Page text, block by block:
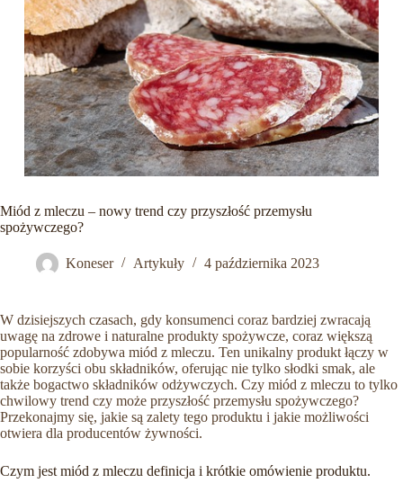
Miód z mleczu – nowy trend czy przyszłość przemysłu
spożywczego?
Koneser Artykuły 4 października 2023
W dzisiejszych czasach, gdy konsumenci coraz bardziej zwracają
uwagę na zdrowe i naturalne produkty spożywcze, coraz większą
popularność zdobywa miód z mleczu. Ten unikalny produkt łączy w
sobie korzyści obu składników, oferując nie tylko słodki smak, ale
także bogactwo składników odżywczych. Czy miód z mleczu to tylko
chwilowy trend czy może przyszłość przemysłu spożywczego?
Przekonajmy się, jakie są zalety tego produktu i jakie możliwości
otwiera dla producentów żywności.
Czym jest miód z mleczu definicja i krótkie omówienie produktu.